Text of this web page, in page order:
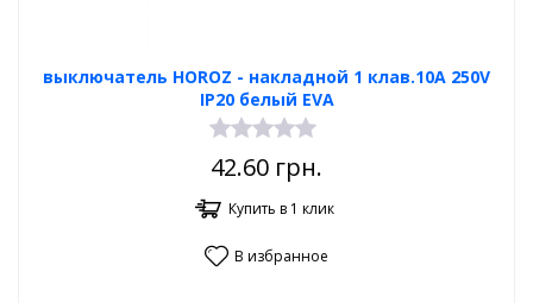
выключатель HOROZ - накладной 1 клав.10А 250V
IP20 белый EVA
42.60 грн.
Купить в 1 клик
В избранное